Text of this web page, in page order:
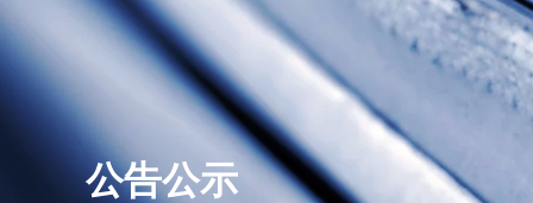
公告公示